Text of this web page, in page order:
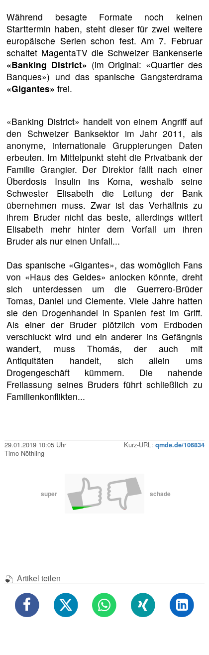
Während besagte Formate noch keinen
Starttermin haben, steht dieser für zwei weitere
europäische Serien schon fest. Am 7. Februar
schaltet MagentaTV die Schweizer Bankenserie
«Banking District» (im Original: «Quartier des
Banques») und das spanische Gangsterdrama
«Gigantes» frei.
«Banking District» handelt von einem Angriff auf
den Schweizer Banksektor im Jahr 2011, als
anonyme, internationale Gruppierungen Daten
erbeuten. Im Mittelpunkt steht die Privatbank der
Familie Grangier. Der Direktor fällt nach einer
Überdosis Insulin ins Koma, weshalb seine
Schwester Elisabeth die Leitung der Bank
übernehmen muss. Zwar ist das Verhältnis zu
ihrem Bruder nicht das beste, allerdings wittert
Elisabeth mehr hinter dem Vorfall um ihren
Bruder als nur einen Unfall...
Das spanische «Gigantes», das womöglich Fans
von «Haus des Geldes» anlocken könnte, dreht
sich unterdessen um die Guerrero-Brüder
Tomas, Daniel und Clemente. Viele Jahre hatten
sie den Drogenhandel in Spanien fest im Griff.
Als einer der Bruder plötzlich vom Erdboden
verschluckt wird und ein anderer ins Gefängnis
wandert, muss Thomás, der auch mit
Antiquitäten handelt, sich allein ums
Drogengeschäft kümmern. Die nahende
Freilassung seines Bruders führt schließlich zu
Familienkonflikten...
29.01.2019 10:05 Uhr Kurz-URL: qmde.de/106834
Timo Nöthling
super schade
Artikel teilen